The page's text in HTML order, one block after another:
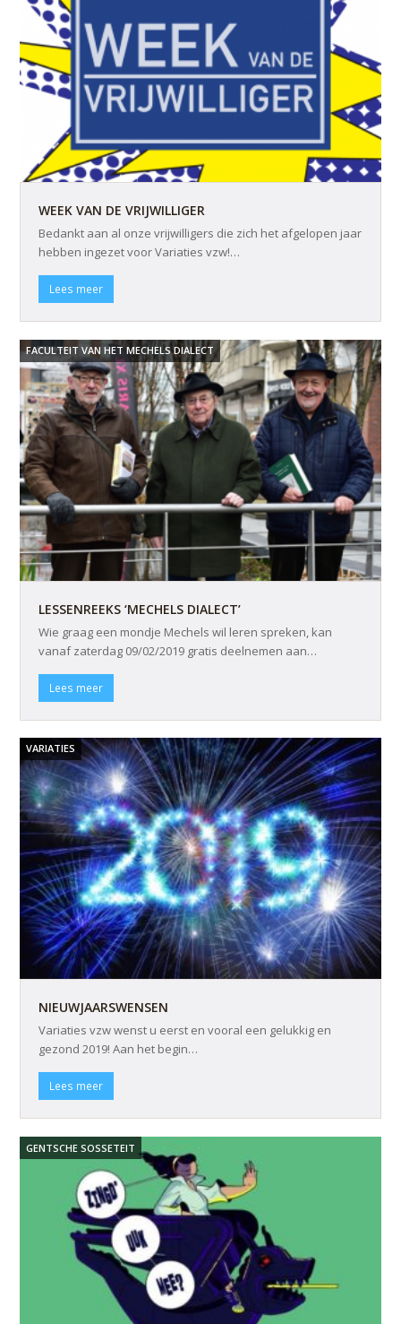
WEEK VAN DE VRIJWILLIGER
Bedankt aan al onze vrijwilligers die zich het afgelopen jaar
hebben ingezet voor Variaties vzw!…
Lees meer
FACULTEIT VAN HET MECHELS DIALECT
LESSENREEKS ‘MECHELS DIALECT’
Wie graag een mondje Mechels wil leren spreken, kan
vanaf zaterdag 09/02/2019 gratis deelnemen aan…
Lees meer
VARIATIES
NIEUWJAARSWENSEN
Variaties vzw wenst u eerst en vooral een gelukkig en
gezond 2019! Aan het begin…
Lees meer
GENTSCHE SOSSETEIT